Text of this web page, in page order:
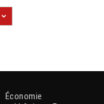
Économie